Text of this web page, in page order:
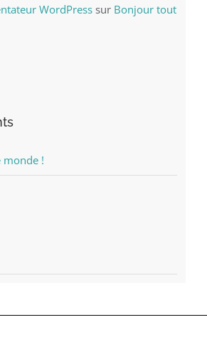
WordPresssur Bonjour tout
!